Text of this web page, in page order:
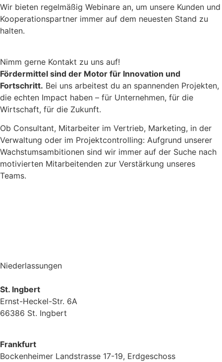
Wir bieten regelmäßig Webinare an, um unsere Kunden und
Kooperationspartner immer auf dem neuesten Stand zu
halten.
Nimm gerne Kontakt zu uns auf!
Fördermittel sind der Motor für Innovation und
Fortschritt. Bei uns arbeitest du an spannenden Projekten,
die echten Impact haben – für Unternehmen, für die
Wirtschaft, für die Zukunft.
Ob Consultant, Mitarbeiter im Vertrieb, Marketing, in der
Verwaltung oder im Projektcontrolling: Aufgrund unserer
Wachstumsambitionen sind wir immer auf der Suche nach
motivierten Mitarbeitenden zur Verstärkung unseres
Teams.
Niederlassungen
St. Ingbert
Ernst-Heckel-Str. 6A
66386 St. Ingbert
Frankfurt
Bockenheimer Landstrasse 17-19, Erdgeschoss